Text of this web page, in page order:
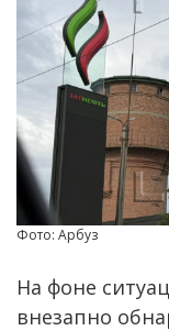
Фото: Арбуз
На фоне
внезапно